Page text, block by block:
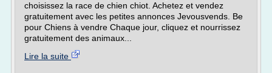
choisissez la race de chien chiot. Achetez et vendez
gratuitement avec les petites annonces Jevousvends. Be
pour Chiens à vendre Chaque jour, cliquez et nourrissez
gratuitement des animaux...
Lire la suite